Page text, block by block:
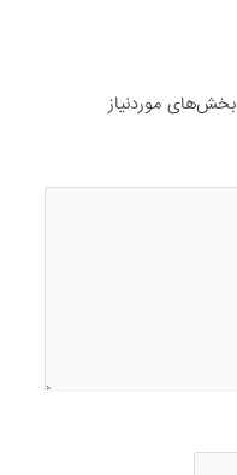
بخش‌های موردنیاز